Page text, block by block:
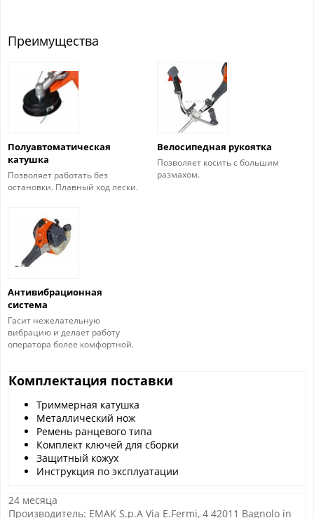
Преимущества
Полуавтоматическая
катушка
Позволяет работать без
остановки. Плавный ход лески.
Велосипедная рукоятка
Позволяет косить с большим
размахом.
Антивибрационная
система
Гасит нежелательную
вибрацию и делает работу
оператора более комфортной.
Комплектация поставки
Триммерная катушка
Металлический нож
Ремень ранцевого типа
Комплект ключей для сборки
Защитный кожух
Инструкция по эксплуатации
24 месяца
Производитель: EMAK S.p.A Via E.Fermi, 4 42011 Bagnolo in